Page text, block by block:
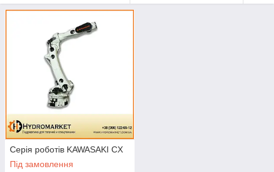
Серія роботів KAWASAKI CX
Під замовлення